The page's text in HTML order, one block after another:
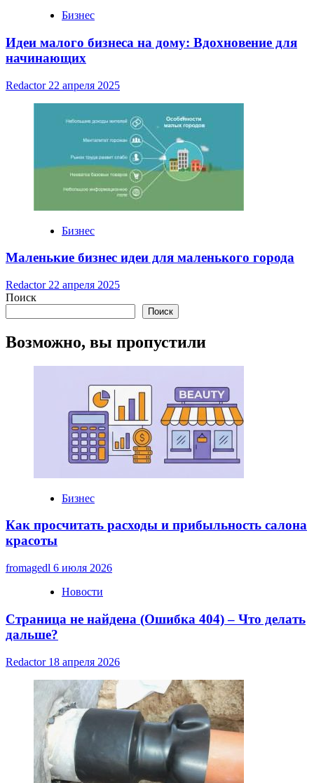
Бизнес
Идеи малого бизнеса на дому: Вдохновение для
начинающих
Redactor 22 апреля 2025
Бизнес
Маленькие бизнес идеи для маленького города
Redactor 22 апреля 2025
Поиск
Поиск
Возможно, вы пропустили
Бизнес
Как просчитать расходы и прибыльность салона
красоты
fromagedl 6 июля 2026
Новости
Страница не найдена (Ошибка 404) – Что делать
дальше?
Redactor 18 апреля 2026